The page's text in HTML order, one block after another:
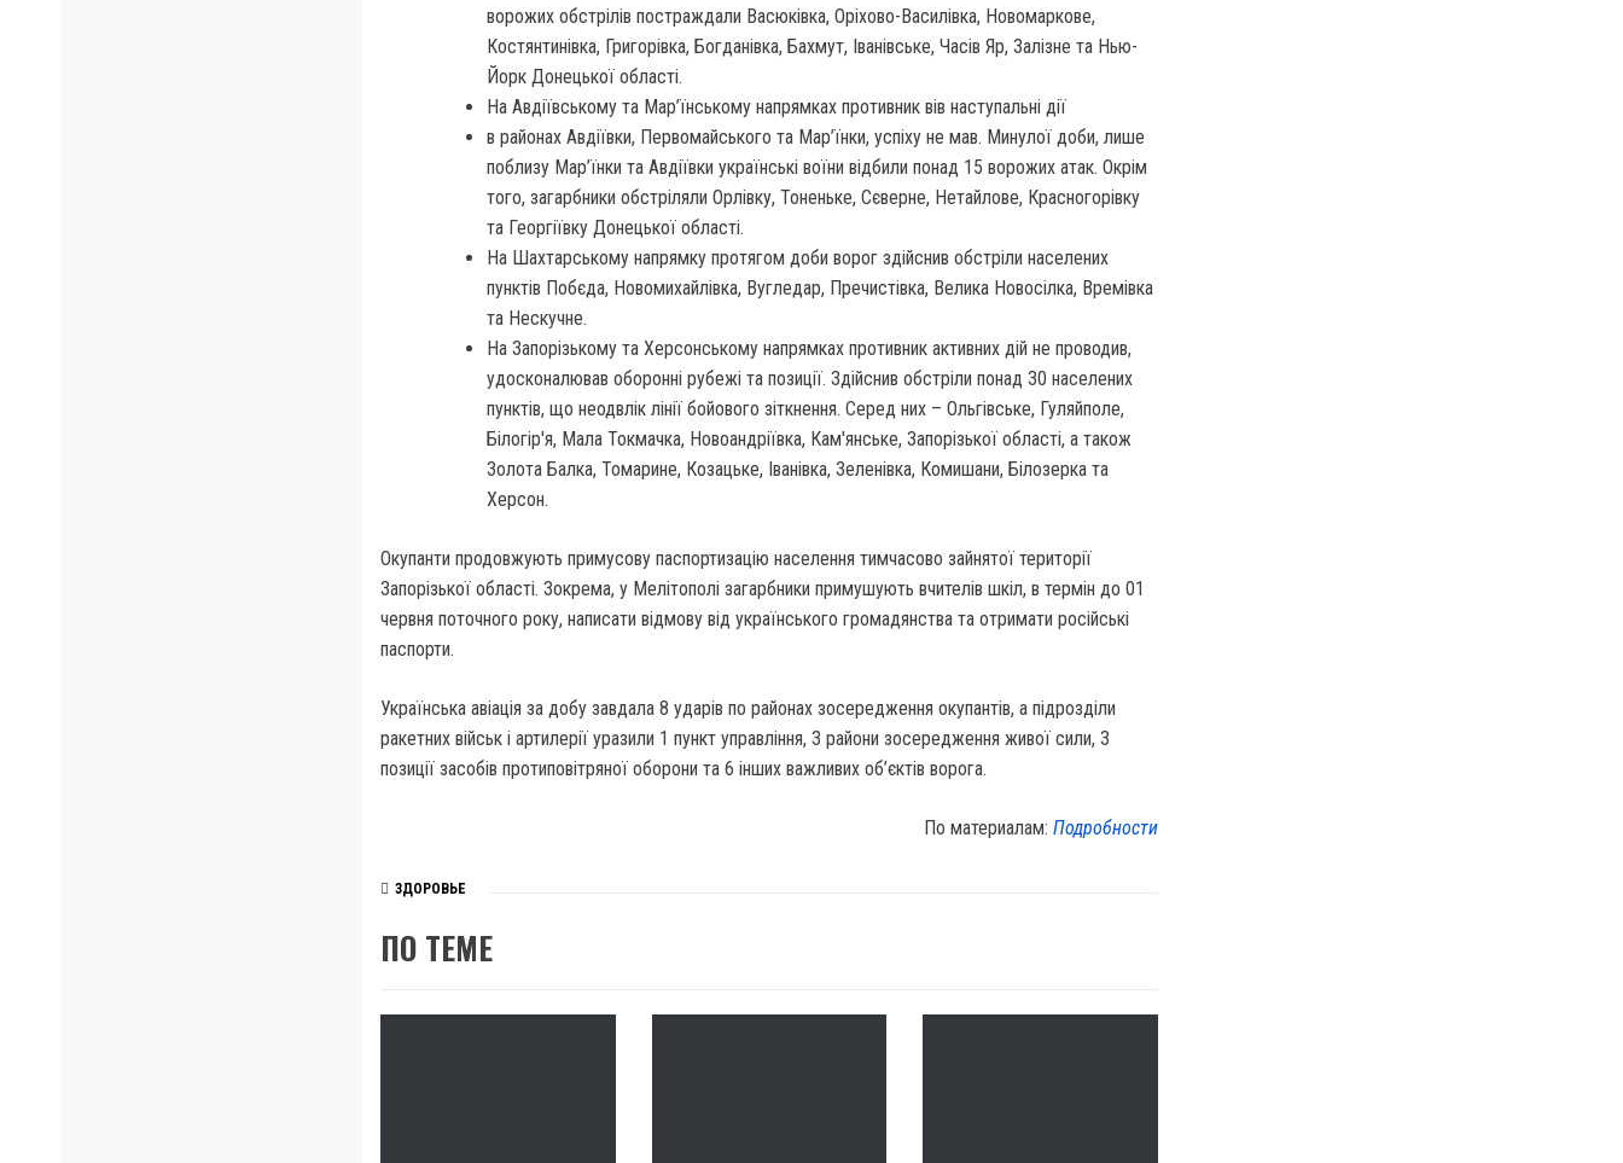
ворожих обстрілів постраждали Васюківка, Оріхово-Василівка, Новомаркове,
Костянтинівка, Григорівка, Богданівка, Бахмут, Іванівське, Часів Яр, Залізне та Нью-
Йорк Донецької області.
На Авдіївському та Мар’їнському напрямках противник вів наступальні дії
в районах Авдіївки, Первомайського та Мар’їнки, успіху не мав. Минулої доби, лише
поблизу Мар’їнки та Авдіївки українські воїни відбили понад 15 ворожих атак. Окрім
того, загарбники обстріляли Орлівку, Тоненьке, Сєверне, Нетайлове, Красногорівку
та Георгіївку Донецької області.
На Шахтарському напрямку протягом доби ворог здійснив обстріли населених
пунктів Побєда, Новомихайлівка, Вугледар, Пречистівка, Велика Новосілка, Времівка
та Нескучне.
На Запорізькому та Херсонському напрямках противник активних дій не проводив,
удосконалював оборонні рубежі та позиції. Здійснив обстріли понад 30 населених
пунктів, що неодвлік лінії бойового зіткнення. Серед них – Ольгівське, Гуляйполе,
Білогір'я, Мала Токмачка, Новоандріївка, Кам'янське, Запорізької області, а також
Золота Балка, Томарине, Козацьке, Іванівка, Зеленівка, Комишани, Білозерка та
Херсон.
Окупанти продовжують примусову паспортизацію населення тимчасово зайнятої території
Запорізької області. Зокрема, у Мелітополі загарбники примушують вчителів шкіл, в термін до 01
червня поточного року, написати відмову від українського громадянства та отримати російські
паспорти.
Українська авіація за добу завдала 8 ударів по районах зосередження окупантів, а підрозділи
ракетних військ і артилерії уразили 1 пункт управління, 3 райони зосередження живої сили, 3
позиції засобів протиповітряної оборони та 6 інших важливих об’єктів ворога.
По материалам:Подробности
ЗДОРОВЬЕ
ПО ТЕМЕ